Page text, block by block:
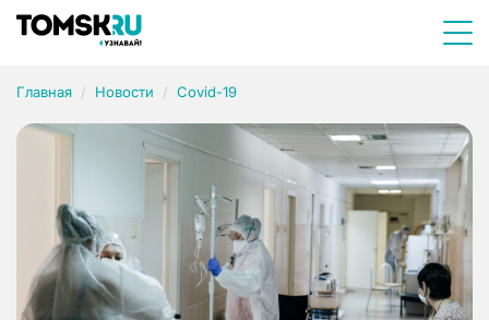
Главная Новости Covid-19